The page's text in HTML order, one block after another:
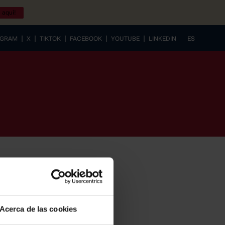
Acerca de las cookies
aquí!
| X | TIKTOK | FACEBOOK | YOUTUBE | LINKEDIN
ES